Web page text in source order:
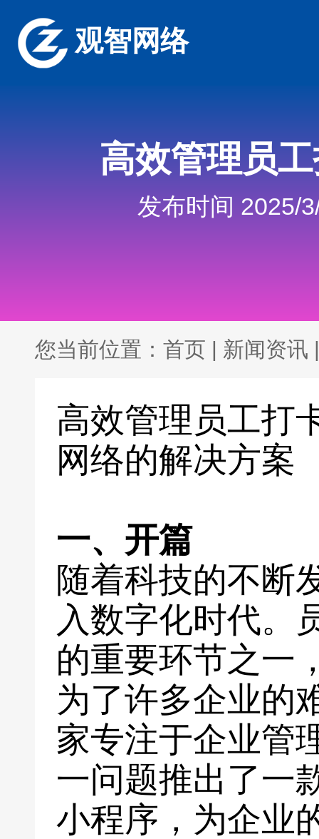
观智网络
高效管理员
发布时间 2025/
您当前位置： 首页 | 新闻资讯 |
高效管理员工打
网络的解决方案
一、开篇
随着科技的不断
入数字化时代。
的重要环节之一
为了许多企业的
家专注于企业管
一问题推出了一
小程序，为企业